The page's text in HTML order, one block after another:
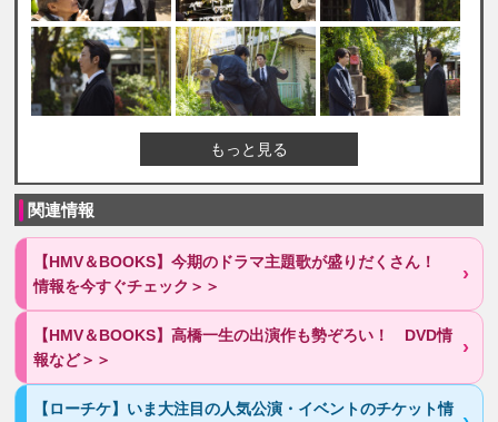
もっと見る
関連情報
【HMV＆BOOKS】今期のドラマ主題歌が盛りだくさん！
情報を今すぐチェック＞＞
【HMV＆BOOKS】高橋一生の出演作も勢ぞろい！ DVD情
報など＞＞
【ローチケ】いま大注目の人気公演・イベントのチケット情